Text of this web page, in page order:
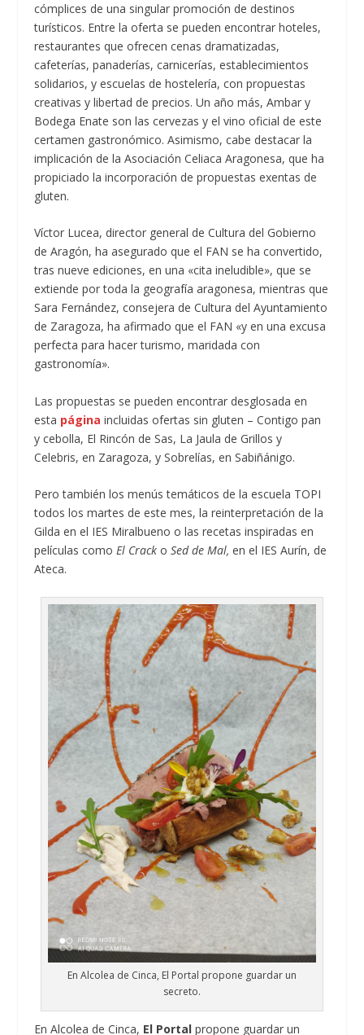
cómplices de una singular promoción de destinos
turísticos. Entre la oferta se pueden encontrar hoteles,
restaurantes que ofrecen cenas dramatizadas,
cafeterías, panaderías, carnicerías, establecimientos
solidarios, y escuelas de hostelería, con propuestas
creativas y libertad de precios. Un año más, Ambar y
Bodega Enate son las cervezas y el vino oficial de este
certamen gastronómico. Asimismo, cabe destacar la
implicación de la Asociación Celiaca Aragonesa, que ha
propiciado la incorporación de propuestas exentas de
gluten.
Víctor Lucea, director general de Cultura del Gobierno
de Aragón, ha asegurado que el FAN se ha convertido,
tras nueve ediciones, en una «cita ineludible», que se
extiende por toda la geografía aragonesa, mientras que
Sara Fernández, consejera de Cultura del Ayuntamiento
de Zaragoza, ha afirmado que el FAN «y en una excusa
perfecta para hacer turismo, maridada con
gastronomía».
Las propuestas se pueden encontrar desglosada en
esta página incluidas ofertas sin gluten – Contigo pan
y cebolla, El Rincón de Sas, La Jaula de Grillos y
Celebris, en Zaragoza, y Sobrelías, en Sabiñánigo.
Pero también los menús temáticos de la escuela TOPI
todos los martes de este mes, la reinterpretación de la
Gilda en el IES Miralbueno o las recetas inspiradas en
películas comoEl Crack o Sed de Mal,en el IES Aurín, de
Ateca.
En Alcolea de Cinca, El Portal propone guardar un
secreto.
En Alcolea de Cinca, El Portal propone guardar un